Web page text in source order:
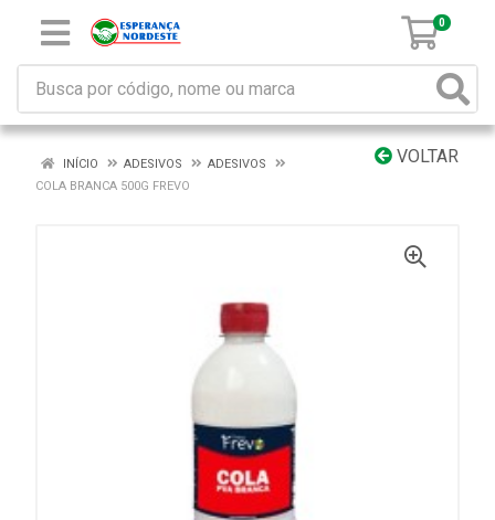
0
VOLTAR
INÍCIO ADESIVOS
ADESIVOS
COLA BRANCA 500G FREVO